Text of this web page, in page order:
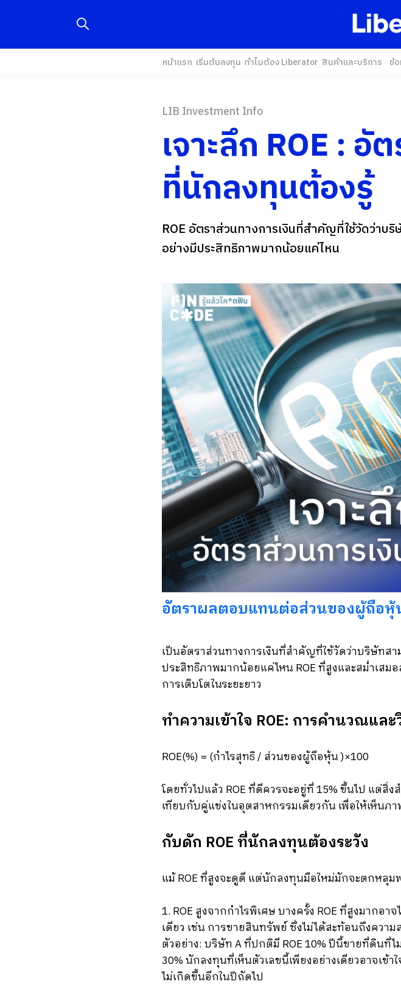
หน้าแรก เริ่มต้นลงทุน ทำไมต้อง Liberator สินค้าและบริการ ข้
LIB Investment Info
เจาะลึก ROE : อั
ที่นักลงทุนต้องรู้
ROE อัตราส่วนทางการเงินที่สำคัญที่ใช้วัดว่าบ
อย่างมีประสิทธิภาพมากน้อยแค่ไหน
อัตราผลตอบแทนต่อส่วนของผู้ถือหุ้
เป็นอัตราส่วนทางการเงินที่สำคัญที่ใช้วัดว่าบริษัทส
ประสิทธิภาพมากน้อยแค่ไหน ROE ที่สูงและสม่ำเ
การเติบโตในระยะยาว
ทำความเข้าใจ ROE: การคำนวณและ
ROE(%) = (กำไรสุทธิ / ส่วนของผู้ถือหุ้น )×100
โดยทั่วไปแล้ว ROE ที่ดีควรจะอยู่ที่ 15% ขึ้นไป แต่
เทียบกับคู่แข่งในอุตสาหกรรมเดียวกัน เพื่อให้เห็นภ
กับดัก ROE ที่นักลงทุนต้องระวัง
แม้ ROE ที่สูงจะดูดี แต่นักลงทุนมือใหม่มักจะตกหลุม
1. ROE สูงจากกำไรพิเศษ บางครั้ง ROE ที่สูงมากอ
เดียว เช่น การขายสินทรัพย์ ซึ่งไม่ได้สะท้อนถึงควา
ตัวอย่าง: บริษัท A ที่ปกติมี ROE 10% ปีนี้ขายที่ดินที่ไ
30% นักลงทุนที่เห็นตัวเลขนี้เพียงอย่างเดียวอาจเข้
ไม่เกิดขึ้นอีกในปีถัดไป